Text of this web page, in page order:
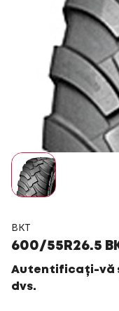
BKT
600/55R26.5
Autentificați-vă
dvs.